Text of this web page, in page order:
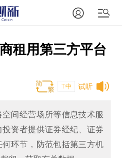
租用第三方平台
试听
T中
间经营场所等信息技术服
资者提供证券经纪、证券
环节，防范包括第三方机